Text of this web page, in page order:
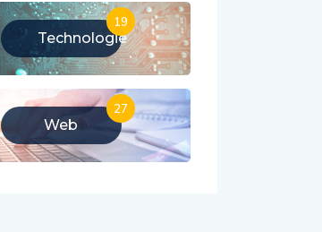
Technologie
19
Web
27